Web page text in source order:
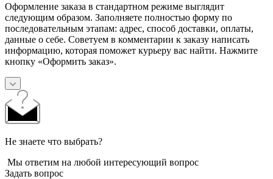
Оформление заказа в стандартном режиме выглядит
следующим образом. Заполняете полностью форму по
последовательным этапам: адрес, способ доставки, оплаты,
данные о себе. Советуем в комментарии к заказу написать
информацию, которая поможет курьеру вас найти. Нажмите
кнопку «Оформить заказ».
Не знаете что выбрать?
Мы ответим на любой интересующий вопрос
Задать вопрос